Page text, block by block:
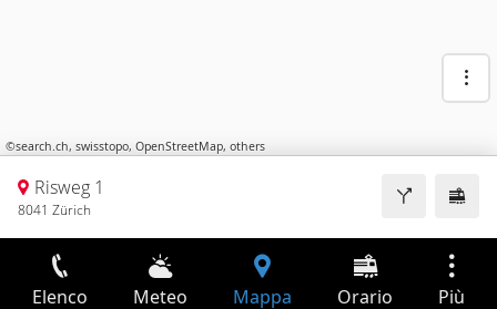
©search.ch, swisstopo, OpenStreetMap, others
Risweg 1
8041 Zürich
Elenco Meteo Mappa Orario Più